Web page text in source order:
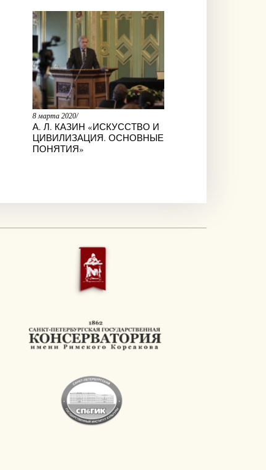
8 марта 2020/
А. Л. КАЗИН «ИСКУССТВО И
ЦИВИЛИЗАЦИЯ. ОСНОВНЫЕ
ПОНЯТИЯ»